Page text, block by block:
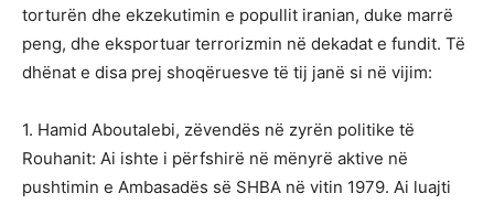
torturën dhe ekzekutimin e popullit iranian, duke marrë
peng, dhe eksportuar terrorizmin në dekadat e fundit. Të
dhënat e disa prej shoqëruesve të tij janë si në vijim:
1. Hamid Aboutalebi, zëvendës në zyrën politike të
Rouhanit: Ai ishte i përfshirë në mënyrë aktive në
pushtimin e Ambasadës së SHBA në vitin 1979. Ai luajti